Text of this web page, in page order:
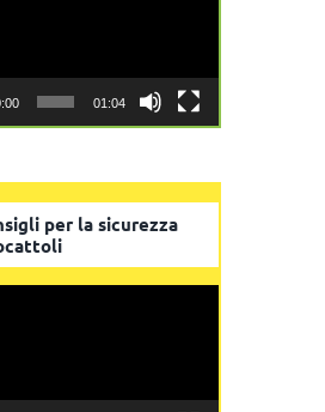
i giochi
Lego: arriva il
01:04
per la sicurezza